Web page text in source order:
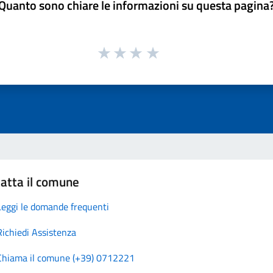
sono chiare le informazioni su questa
il comune
le domande frequenti
Assistenza
il comune (+39) 0712221